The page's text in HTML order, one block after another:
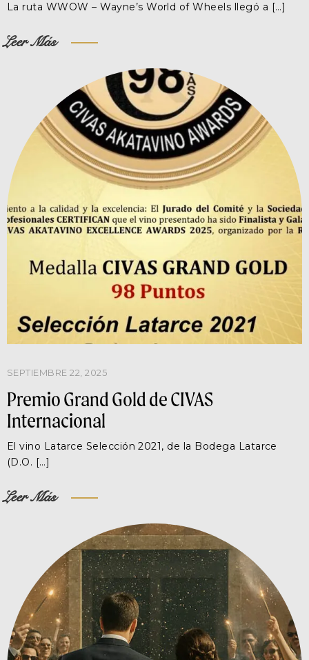
La ruta WWOW – Wayne’s World of Wheels llegó a […]
Leer Más
SEPTIEMBRE 22, 2025
Premio Grand Gold de CIVAS
Internacional
El vino Latarce Selección 2021, de la Bodega Latarce
(D.O. […]
Leer Más